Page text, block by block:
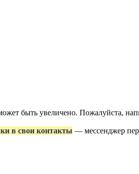
быть увеличено. Пожалуйста,
в свои контакты — мессенджер